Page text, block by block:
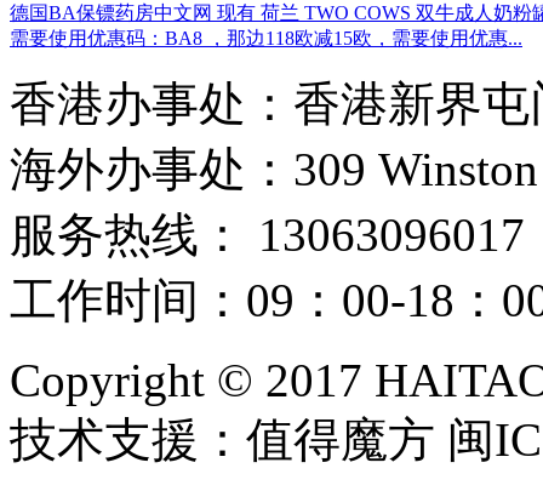
德国BA保镖药房中文网 现有 荷兰 TWO COWS 双牛成人奶
需要使用优惠码：BA8 ，那边118欧减15欧，需要使用优惠...
香港办事处：香港新界
海外办事处：309
服务热线： 13063096017
工作时间：09：00-18：
Copyright © 2017
技术支援：值得魔方 闽